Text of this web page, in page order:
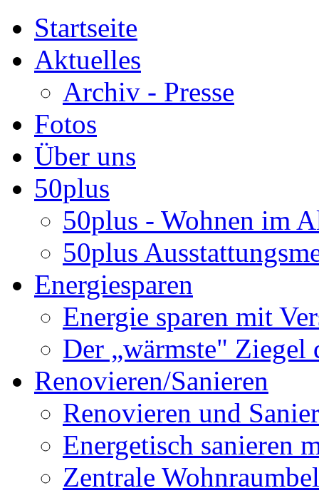
Startseite
Aktuelles
Archiv - Presse
Fotos
Über uns
50plus
50plus - Wohnen im
50plus
Energiesparen
Energie sparen mit
Der „wärmste" Ziegel
Renovieren/Sanieren
Renovieren und
Energetisch sanieren
Zentrale